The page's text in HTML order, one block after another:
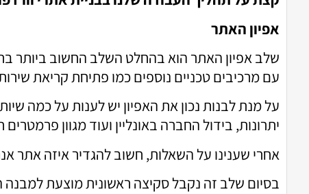
אפיון האתר
שלב אפיון האתר הוא בהחלט השלב החשוב ביותר
עם מרכיבים טכניים נוספים כמו פתיחת קריאת
על מנת לבנות נכון את האפיון יש לענות על כמה
יתרונות, בידול החברה באונליין ועוד מגוון
אחרי שענינו על השאלות, חשוב להגדיר איזה אתר
בסיום שלב זה נקבל סקיצה ראשונית מוצעת